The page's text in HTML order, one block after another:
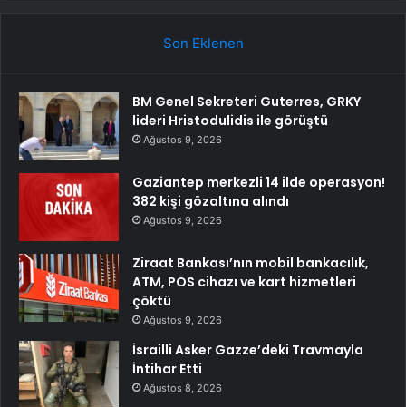
Son Eklenen
BM Genel Sekreteri Guterres, GRKY
lideri Hristodulidis ile görüştü
Ağustos 9, 2026
Gaziantep merkezli 14 ilde operasyon!
382 kişi gözaltına alındı
Ağustos 9, 2026
Ziraat Bankası’nın mobil bankacılık,
ATM, POS cihazı ve kart hizmetleri
çöktü
Ağustos 9, 2026
İsrailli Asker Gazze’deki Travmayla
İntihar Etti
Ağustos 8, 2026